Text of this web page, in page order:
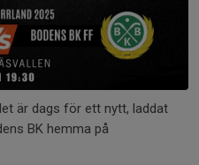
är dags för ett nytt, laddat
BK hemma på